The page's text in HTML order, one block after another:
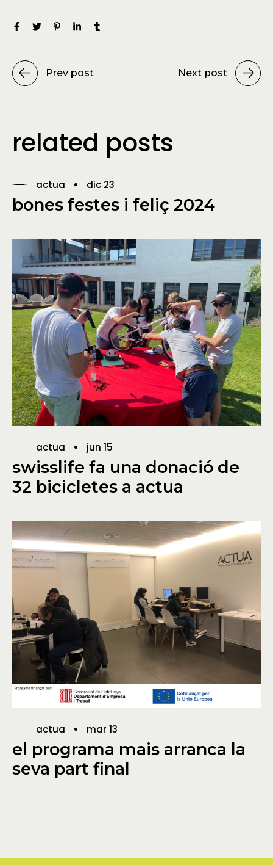
Prev post Next post
related posts
actua dic 23
bones festes i feliç 2024
actua jun 15
swisslife fa una donació de
32 bicicletes a actua
actua mar 13
el programa mais arranca la
seva part final